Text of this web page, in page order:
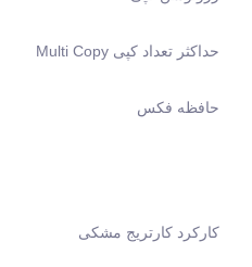
حداکثر تعداد کپی Multi Copy
حافظه فکس
کارکرد کارتریج مشکی